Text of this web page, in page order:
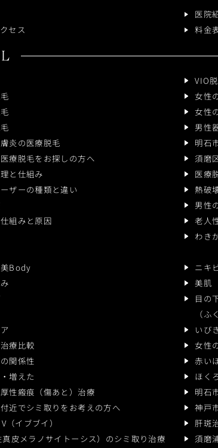
医院
セス
料金
VIO
女性
女性
男性
炎の医療脱毛
明石
療脱毛をお探しの方へ
須磨
と仕組み
医療
ザーの種類と違い
熱破
男性
組みと原因
老人
わき
Body
ニキ
美肌
目の
（ふ
いび
療比較
女性
関係性
赤い
増えた
ほく
性瘢痕 （傷あと）治療 明石
近でシミ取りをお考えの方へ 神戸
（イブブイ）
肝斑
皮メラノサイトーシス）のシミ取り治療
須磨